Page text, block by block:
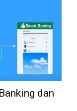
dan